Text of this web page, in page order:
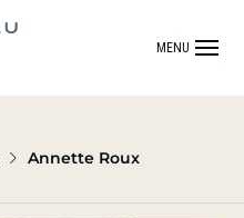
MENU
Annette Roux